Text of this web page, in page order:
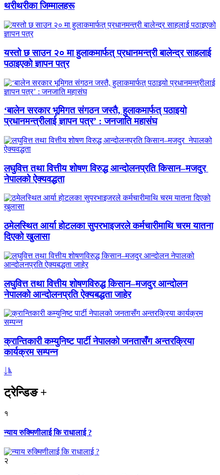
थरीथरीका जिम्मालहरू
यस्तो छ साउन २० मा हुलाकमार्फत् प्रधानमन्त्री बालेन्द्र साहलाई
पठाइएको ज्ञापन पत्र
‘बालेन सरकार भूमिगत संगठन जस्तै, हुलाकमार्फत् पठाइयो
प्रधानमन्त्रीलाई ज्ञापन पत्र’ : जनजाति महासंघ
लघुवित्त तथा वित्तीय शोषण विरुद्ध आन्दोलनप्रति किसान–मजदुर
नेपालको ऐक्यवद्धता
ठमेलस्थित आर्या होटलका सुपरभाइजरले कर्मचारीमाथि चरम यातना
दिएको खुलासा
लघुवित्त तथा वित्तीय शोषणविरुद्ध किसान–मजदुर आन्दोलन
नेपालको आन्दोलनप्रति ऐक्यबद्धता जाहेर
क्रान्तिकारी कम्युनिष्ट पार्टी नेपालको जनतासँग अन्तरक्रिया
कार्यक्रम सम्पन्न
ट्रेन्डिङ+
१
न्याय रुक्मिणीलाई कि राधालाई ?
२